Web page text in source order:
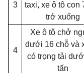
3
taxi, xe ô tô con
trở xuống
4
Xe ô tô chở
dưới 16 chỗ và
có trọng tải
tấn